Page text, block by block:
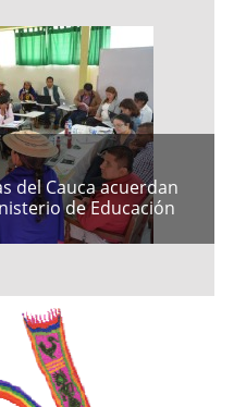
del Cauca acuerdan
de Educación